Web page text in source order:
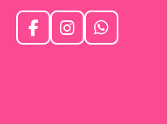
F
a
I
n
W
h